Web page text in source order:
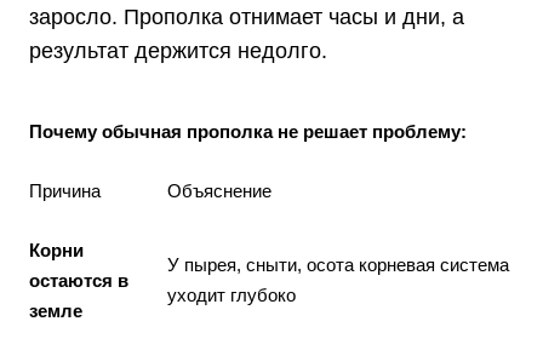
заросло. Прополка отнимает часы и дни, а
результат держится недолго.
Почему обычная прополка не решает проблему:
Причина Объяснение
Корни
остаются в
земле
У пырея, сныти, осота корневая система
уходит глубоко